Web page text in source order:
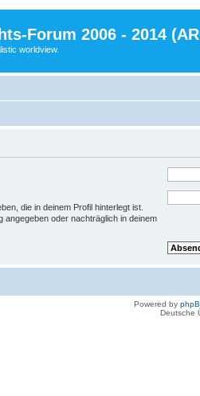
Forum 2006 - 2014
worldview.
die in deinem Profil hinterlegt ist.
angegeben oder nachträglich in deinem
Powered by
Deutsche